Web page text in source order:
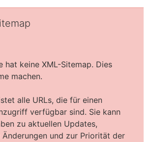
hat keine XML-Sitemap. Dies
machen.
alle URLs, die für einen
verfügbar sind. Sie kann
zu aktuellen Updates,
und zur Priorität der